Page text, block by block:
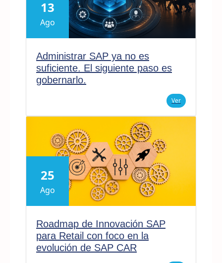
13
Ago
Administrar SAP ya no es
suficiente. El siguiente paso es
gobernarlo.
Ver
25
Ago
Roadmap de Innovación SAP
para Retail con foco en la
evolución de SAP CAR